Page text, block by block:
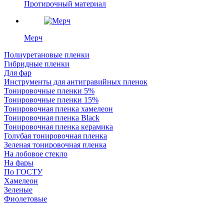
Протирочный материал
Мерч
Полиуретановые пленки
Гибридные пленки
Для фар
Инструменты для антигравийных пленок
Тонировочные пленки 5%
Тонировочные пленки 15%
Тонировочная пленка хамелеон
Тонировочная пленка Black
Тонировочная пленка керамика
Голубая тонировочная пленка
Зеленая тонировочная пленка
На лобовое стекло
На фары
По ГОСТУ
Хамелеон
Зеленые
Фиолетовые